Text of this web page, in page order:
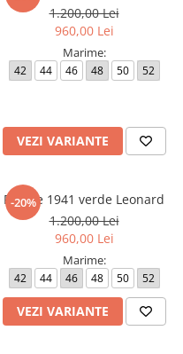
1.200,00 Lei
960,00 Lei
Marime:
42 44 46 48 50 52
VEZI VARIANTE
-20%
Rochie 1941 verde Leonard
1.200,00 Lei
960,00 Lei
Marime:
42 44 46 48 50 52
VEZI VARIANTE